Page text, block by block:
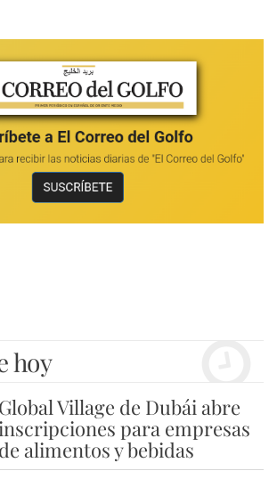
hoy
Global Village de Dubái abre
inscripciones para empresas
de alimentos y bebidas